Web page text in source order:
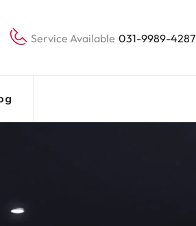
Service Available 031-9989-4287